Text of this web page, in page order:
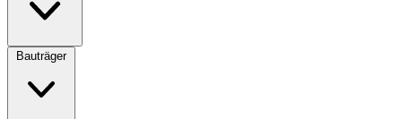
Bauträger